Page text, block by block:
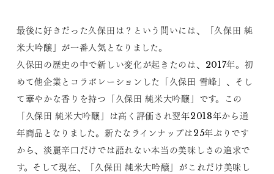
最後に好きだった久保田は？という問いには、「久保田 純
米大吟醸」が一番人気となりました。
久保田の歴史の中で新しい変化が起きたのは、2017年。初
めて他企業とコラボレーションした「久保田 雪峰」、そし
て華やかな香りを持つ「久保田 純米大吟醸」です。この
「久保田 純米大吟醸」は高く評価され翌年2018年から通
年商品となりました。新たなラインナップは25年ぶりです
から、淡麗辛口だけでは語れない本当の美味しさの追求で
す。そして現在、「久保田 純米大吟醸」がこれだけ美味し